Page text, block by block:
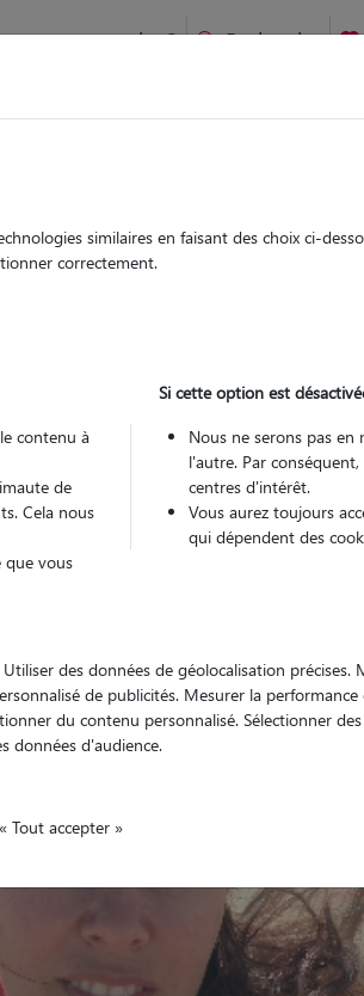
ça marche ? Recherche
similaires en faisant des choix ci-
correctement.
contenu à
de
Cela nous
que vous
Si cette option est
Nous ne serons pas en
l'autre. Par
centres d'intérêt.
Vous aurez toujours
qui dépendent des
des données de géolocalisation précises.
de publicités. Mesurer la
du contenu personnalisé. Sélectionner
données d'audience.
Tout accepter »